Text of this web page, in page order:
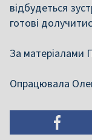
відбудеться
готові
За матеріалами
Опрацювала